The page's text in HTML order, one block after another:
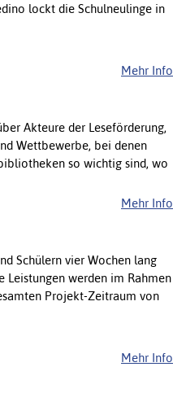
lockt die Schulneulinge in
Mehr Info
Akteure der Leseförderung,
Wettbewerbe, bei denen
so wichtig sind, wo
Mehr Info
Schülern vier Wochen lang
werden im Rahmen
Projekt-Zeitraum von
Mehr Info